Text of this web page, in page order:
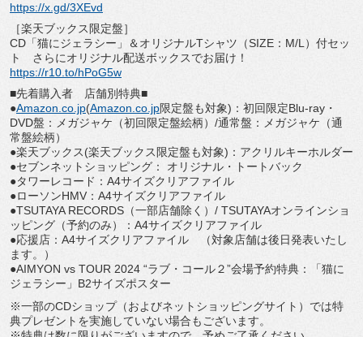
https://x.gd/3XEvd
［楽天ブックス限定盤］
CD「猫にジェラシー」＆オリジナルTシャツ（SIZE：M/L）付セッ
ト さらにオリジナル配送ボックスでお届け！
https://r10.to/hPoG5w
■先着購入者 店舗別特典■
●Amazon.co.jp(Amazon.co.jp限定盤も対象)：初回限定Blu-ray・
DVD盤：メガジャケ（初回限定盤絵柄）/通常盤：メガジャケ（通
常盤絵柄）
●楽天ブックス(楽天ブックス限定盤も対象)： アクリルキーホルダー
●セブンネットショッピング： オリジナル・トートバック
●タワーレコード：A4サイズクリアファイル
●ローソンHMV：A4サイズクリアファイル
●TSUTAYA RECORDS（一部店舗除く）/ TSUTAYAオンラインショ
ッピング（予約のみ）： A4サイズクリアファイル
●応援店：A4サイズクリアファイル （対象店舗は後日発表いたし
ます。）
●AIMYON vs TOUR 2024 “ラブ・コール２”会場予約特典：「猫に
ジェラシー」 B2サイズポスター
※一部のCDショップ（およびネットショッピングサイト） では特
典プレゼントを実施していない場合もございます。